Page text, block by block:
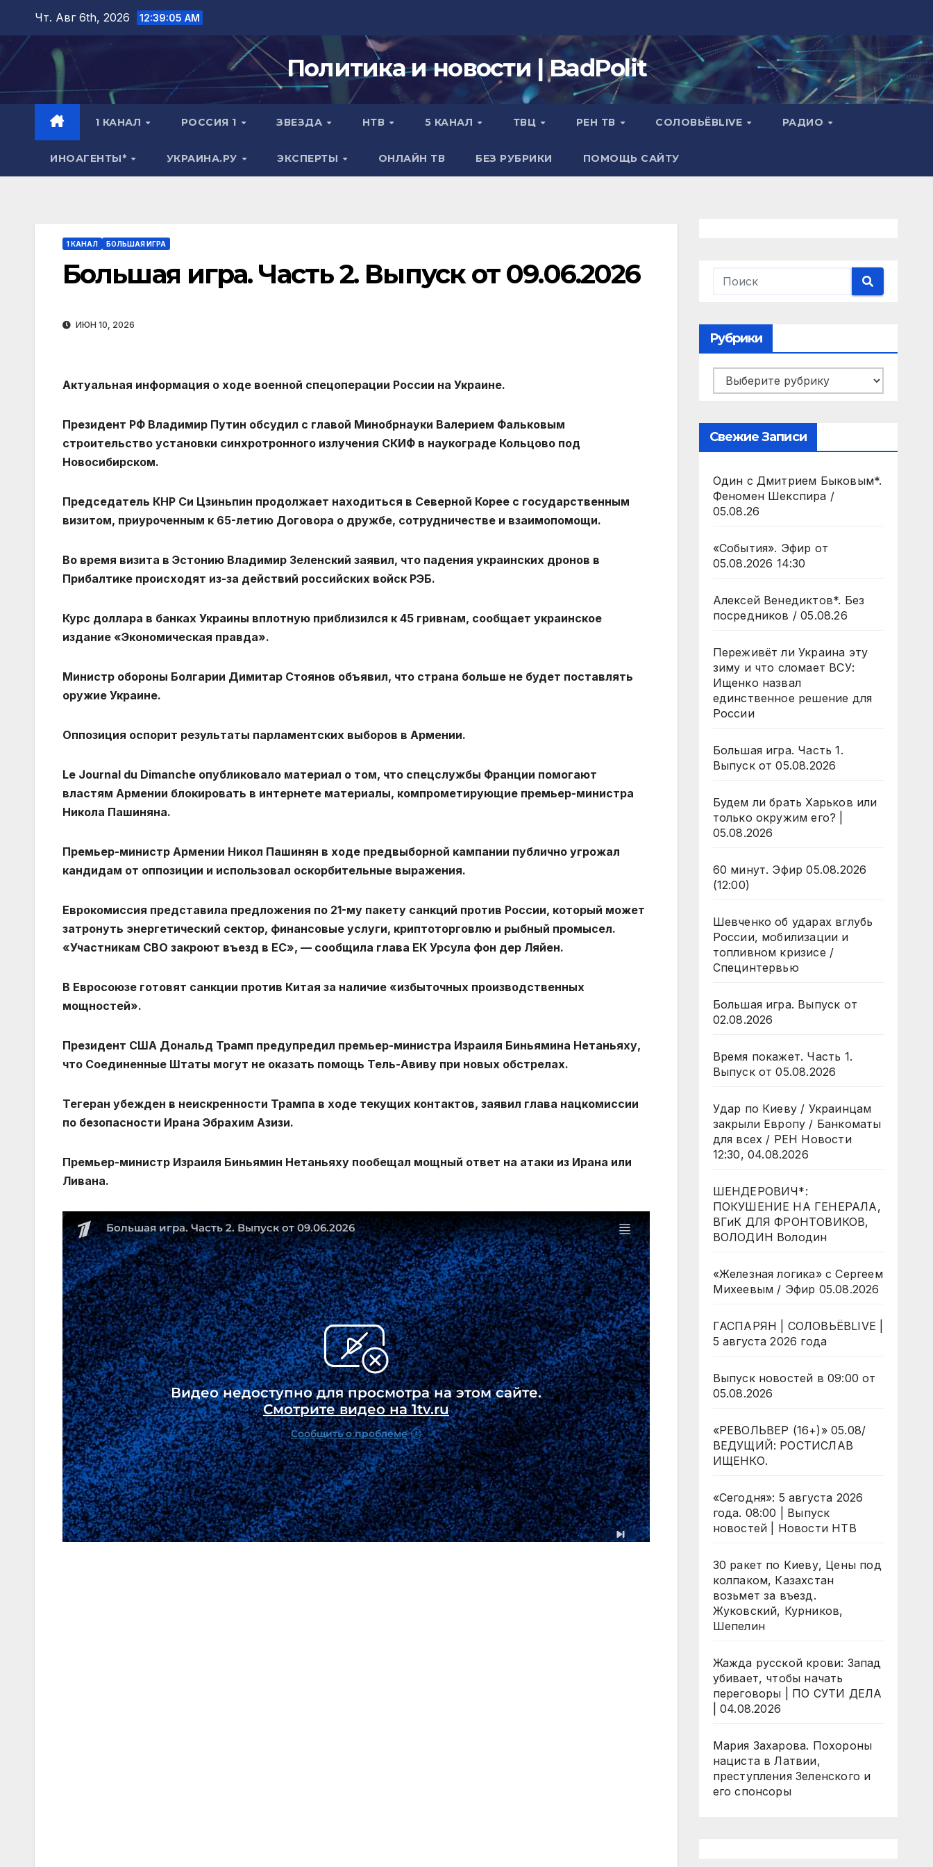
Перейти
содержимому
Чт. Авг 6th, 2026 12:39:06 AM
Политика и новости | BadPolit
1 КАНАЛ РОССИЯ 1 ЗВЕЗДА НТВ 5 КАНАЛ ТВЦ РЕН ТВ СОЛОВЬЁВLIVE РАДИО
ИНОАГЕНТЫ* УКРАИНА.РУ ЭКСПЕРТЫ ОНЛАЙН ТВ БЕЗ РУБРИКИ ПОМОЩЬ САЙТУ
1 КАНАЛ БОЛЬШАЯ ИГРА
Большая игра. Часть 2. Выпуск от 09.06.2026
ИЮН 10, 2026
Актуальная информация о ходе военной спецоперации России на Украине.
Президент РФ Владимир Путин обсудил с главой Минобрнауки Валерием Фальковым
строительство установки синхротронного излучения СКИФ в наукограде Кольцово под
Новосибирском.
Председатель КНР Си Цзиньпин продолжает находиться в Северной Корее с государственным
визитом, приуроченным к 65-летию Договора о дружбе, сотрудничестве и взаимопомощи.
Во время визита в Эстонию Владимир Зеленский заявил, что падения украинских дронов в
Прибалтике происходят из-за действий российских войск РЭБ.
Курс доллара в банках Украины вплотную приблизился к 45 гривнам, сообщает украинское
издание «Экономическая правда».
Министр обороны Болгарии Димитар Стоянов объявил, что страна больше не будет поставлять
оружие Украине.
Оппозиция оспорит результаты парламентских выборов в Армении.
Le Journal du Dimanche опубликовало материал о том, что спецслужбы Франции помогают
властям Армении блокировать в интернете материалы, компрометирующие премьер-министра
Никола Пашиняна.
Премьер-министр Армении Никол Пашинян в ходе предвыборной кампании публично угрожал
кандидам от оппозиции и использовал оскорбительные выражения.
Еврокомиссия представила предложения по 21-му пакету санкций против России, который может
затронуть энергетический сектор, финансовые услуги, криптоторговлю и рыбный промысел.
«Участникам СВО закроют въезд в ЕС», — сообщила глава ЕК Урсула фон дер Ляйен.
В Евросоюзе готовят санкции против Китая за наличие «избыточных производственных
мощностей».
Президент США Дональд Трамп предупредил премьер-министра Израиля Биньямина Нетаньяху,
что Соединенные Штаты могут не оказать помощь Тель-Авиву при новых обстрелах.
Тегеран убежден в неискренности Трампа в ходе текущих контактов, заявил глава нацкомиссии
по безопасности Ирана Эбрахим Азизи.
Премьер-министр Израиля Биньямин Нетаньяху пообещал мощный ответ на атаки из Ирана или
Ливана.
Рубрики
Рубрики
Свежие Записи
Один с Дмитрием Быковым*.
Феномен Шекспира /
05.08.26
«События». Эфир от
05.08.2026 14:30
Алексей Венедиктов*. Без
посредников / 05.08.26
Переживёт ли Украина эту
зиму и что сломает ВСУ:
Ищенко назвал
единственное решение для
России
Большая игра. Часть 1.
Выпуск от 05.08.2026
Будем ли брать Харьков или
только окружим его? |
05.08.2026
60 минут. Эфир 05.08.2026
(12:00)
Шевченко об ударах вглубь
России, мобилизации и
топливном кризисе /
Специнтервью
Большая игра. Выпуск от
02.08.2026
Время покажет. Часть 1.
Выпуск от 05.08.2026
Удар по Киеву / Украинцам
закрыли Европу / Банкоматы
для всех / РЕН Новости
12:30, 04.08.2026
ШЕНДЕРОВИЧ*:
ПОКУШЕНИЕ НА ГЕНЕРАЛА,
ВГиК ДЛЯ ФРОНТОВИКОВ,
ВОЛОДИН Володин
«Железная логика» с Сергеем
Михеевым / Эфир 05.08.2026
ГАСПАРЯН | СОЛОВЬЁВLIVE |
5 августа 2026 года
Выпуск новостей в 09:00 от
05.08.2026
«РЕВОЛЬВЕР (16+)» 05.08/
ВЕДУЩИЙ: РОСТИСЛАВ
ИЩЕНКО.
«Сегодня»: 5 августа 2026
года. 08:00 | Выпуск
новостей | Новости НТВ
30 ракет по Киеву, Цены под
колпаком, Казахстан
возьмет за въезд.
Жуковский, Курников,
Шепелин
Жажда русской крови: Запад
убивает, чтобы начать
переговоры | ПО СУТИ ДЕЛА
| 04.08.2026
Мария Захарова. Похороны
нациста в Латвии,
преступления Зеленского и
его спонсоры